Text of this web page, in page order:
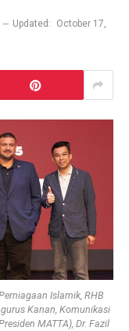
Updated:
October 17,
Islamik, RHB
Kanan, Komunikasi
MATTA), Dr. Fazil